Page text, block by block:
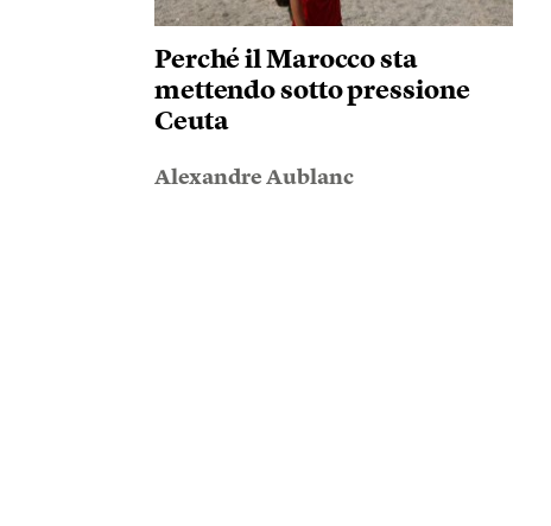
Perché il Marocco sta
mettendo sotto pressione
Ceuta
Alexandre Aublanc